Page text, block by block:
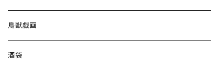
ROUTE100～199号線
ROUTE 0～99号線
ROUTE 100～199号線
キャップ
ROUTE 0～99号線
青森県
岩手県
ステッカー
鳥獣戯画
酒袋